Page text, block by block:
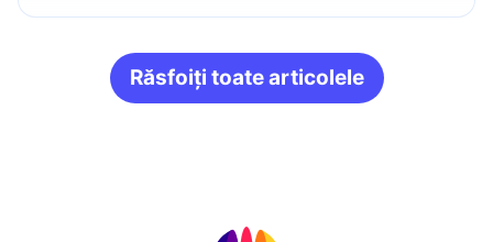
Răsfoiți toate articolele